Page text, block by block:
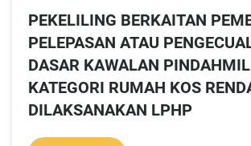
PEKELILING BERKAITAN
PELEPASAN ATAU
DASAR KAWALAN
KATEGORI RUMAH KOS
DILAKSANAKAN LPHP